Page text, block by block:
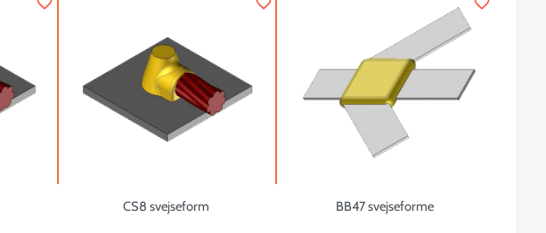
CS8 svejseform BB47 svejseforme